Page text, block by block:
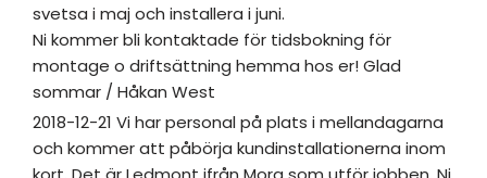
svetsa i maj och installera i juni.
Ni kommer bli kontaktade för tidsbokning för
montage o driftsättning hemma hos er! Glad
sommar / Håkan West
2018-12-21 Vi har personal på plats i mellandagarna
och kommer att påbörja kundinstallationerna inom